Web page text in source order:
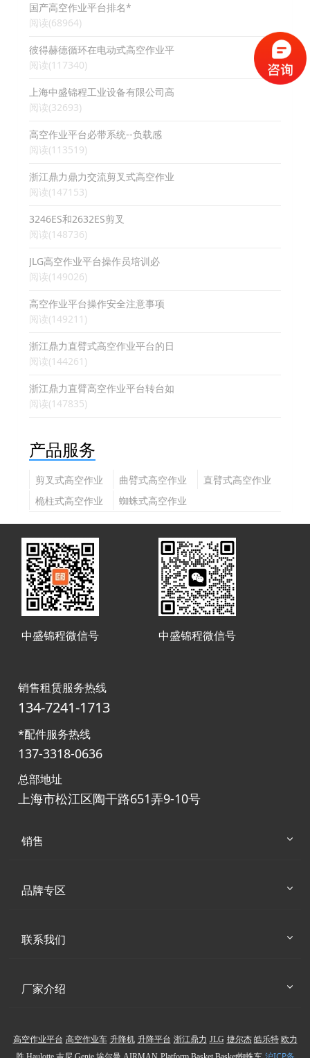
国产高空作业平台排名*
阅读(68964)
彼得赫德循环在电动式高空作业平
阅读(117340)
上海中盛锦程工业设备有限公司高
阅读(32693)
高空作业平台必带系统--负载感
阅读(113519)
浙江鼎力鼎力交流剪叉式高空作业
阅读(147153)
3246ES和2632ES剪叉
阅读(148736)
JLG高空作业平台操作员培训必
阅读(149026)
高空作业平台操作安全注意事项
阅读(149211)
浙江鼎力直臂式高空作业平台的日
阅读(144261)
浙江鼎力直臂高空作业平台转台如
阅读(147835)
产品服务
剪叉式高空作业
平台
曲臂式高空作业
平台
直臂式高空作业
桅柱式高空作业
蜘蛛式高空作业
中盛锦程微信号 中盛锦程微信号
销售租赁服务热线
134-7241-1713
*配件服务热线
137-3318-0636
总部地址
上海市松江区陶干路651弄9-10号
销售
品牌专区
联系我们
厂家介绍
高空作业平台 高空作业车 升降机 升降平台 浙江鼎力 JLG 捷尔杰 皓乐特 欧力